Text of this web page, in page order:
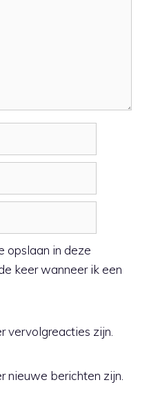
opslaan in deze
keer wanneer ik een
vervolgreacties zijn.
nieuwe berichten zijn.